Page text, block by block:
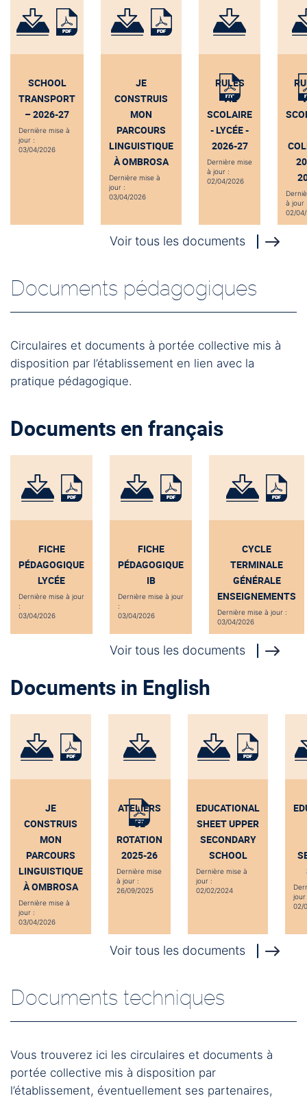
SCHOOL
TRANSPORT
– 2026-27
Dernière mise à
jour :
03/04/2026
JE
CONSTRUIS
MON
PARCOURS
LINGUISTIQUE
À OMBROSA
Dernière mise à
jour :
03/04/2026
RULES
VIE
SCOLAIRE
- LYCÉE -
2026-27
Dernière mise
à jour :
02/04/2026
à jour
02/
Voir tous les documents
Documents pédagogiques
Circulaires et documents à portée collective mis à
disposition par l’établissement en lien avec la
pratique pédagogique.
Documents en français
FICHE
PÉDAGOGIQUE
LYCÉE
Dernière mise à jour
:
03/04/2026
FICHE
PÉDAGOGIQUE
IB
Dernière mise à jour
:
03/04/2026
CYCLE
TERMINALE
GÉNÉRALE
ENSEIGNEMENTS
Dernière mise à jour :
03/04/2026
Voir tous les documents
Documents in English
JE
CONSTRUIS
MON
PARCOURS
LINGUISTIQUE
À OMBROSA
Dernière mise à
jour :
03/04/2026
ATELIERS
5E
ROTATION
2025-26
Dernière mise
à jour :
26/09/2025
EDUCATIONAL
SHEET UPPER
SECONDARY
SCHOOL
Dernière mise à
jour :
02/02/2024
jour
02/
Voir tous les documents
Documents techniques
Vous trouverez ici les circulaires et documents à
portée collective mis à disposition par
l’établissement, éventuellement ses partenaires,